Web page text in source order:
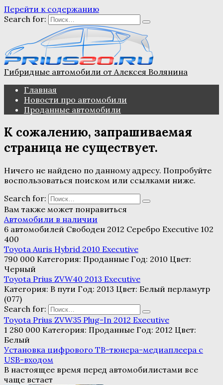
Перейти к содержанию
Search for:
Гибридные автомобили от Алексея Волянина
Главная
Новости про автомобили
Проданные автомобили
К сожалению, запрашиваемая
страница не существует.
Ничего не найдено по данному адресу. Попробуйте
воспользоваться поиском или ссылками ниже.
Search for:
Вам также может понравиться
Автомобили в наличии
6 автомобилей Свободен 2012 Серебро Executive 102
400
Toyota Auris Hybrid 2010 Executive
790 000 Категория: Проданные Год: 2010 Цвет:
Черный
Toyota Prius ZVW40 2013 Executive
Категория: В пути Год: 2013 Цвет: Белый перламутр
(077)
Search for:
Toyota Prius ZVW35 Plug-In 2012 Executive
1 280 000 Категория: Проданные Год: 2012 Цвет:
Белый
Установка цифрового ТВ-тюнера-медиаплеера с
USB-входом
В настоящее время перед автомобилистами все
чаще встает